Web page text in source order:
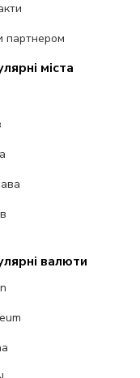
партнером
міста
валюти